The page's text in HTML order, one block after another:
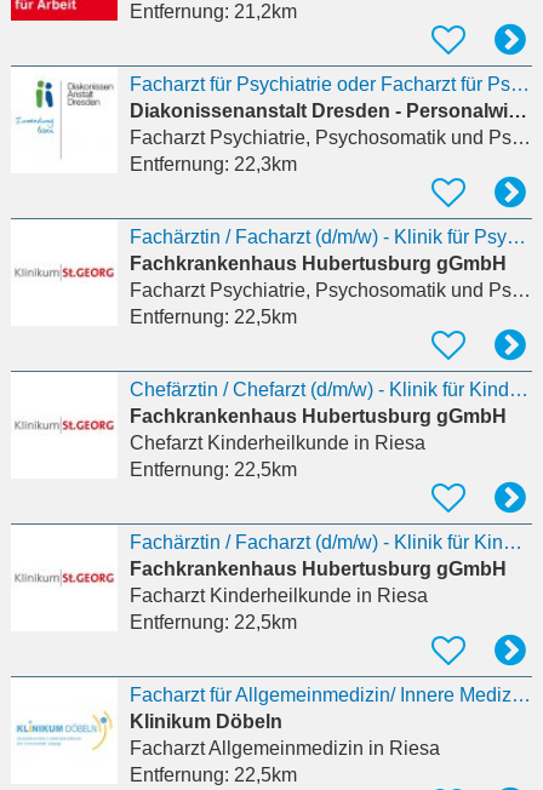
Entfernung: 21,2km
Facharzt für Psychiatrie oder Facharzt für Psychiatrie und Neurologie (w/m/d)
Diakonissenanstalt Dresden - Personalwirtschaft
Facharzt Psychiatrie, Psychosomatik und Psychotherapie
Entfernung: 22,3km
Fachärztin / Facharzt (d/m/w) - Klinik für Psychiatrie und Psychotherapie (Abteilung für
Fachkrankenhaus Hubertusburg gGmbH
Facharzt Psychiatrie, Psychosomatik und Psychotherapie
Entfernung: 22,5km
Chefärztin / Chefarzt (d/m/w) - Klinik für Kinder- und Jugendpsychiatrie in Wermsdorf und
Fachkrankenhaus Hubertusburg gGmbH
Chefarzt Kinderheilkundein Riesa
Entfernung: 22,5km
Fachärztin / Facharzt (d/m/w) - Klinik für Kinder- und Jugendpsychiatrie in Wermsdorf und
Fachkrankenhaus Hubertusburg gGmbH
Facharzt Kinderheilkundein Riesa
Entfernung: 22,5km
Facharzt für Allgemeinmedizin/ Innere Medizin (m/w/d), Schwerpunkt Diabetologie MVZ Riesa
Klinikum Döbeln
Facharzt Allgemeinmedizin in Riesa
Entfernung: 22,5km